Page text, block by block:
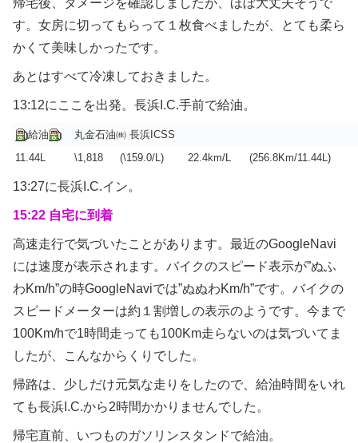
す。女房に切ってもらって１枚食べましたが、とても柔ら
かくて美味しかったです。
あとはすべて冷凍しておきました。
13:12にここを出発。長浜I.C.手前で給油。
給油
丸金石油㈱ 長浜ICSS
11.44L
\1,818 (\159.0/L) 22.4km/L (256.8Km/11.44L)
13:27に長浜I.C.イン。
15:22 自宅に到着
高速走行で気づいたことがあります。最近のGoogleNavi
には速度が表示されます。バイクのスピード表示が”ぬふ
わKm/h”の時GoogleNaviでは”ぬぬわKm/h”です。バイクの
スピードメーターは約１割増しの表示のようです。今まで
100Km/hで1時間走っても100Km走らないのは気づいてま
したが、こんなからくりでした。
帰路は、少しだけ元気な走りをしたので、給油時間をいれ
ても長浜I.C.から2時間かかりませんでした。
帰宅直前、いつものガソリンスタンドで給油。